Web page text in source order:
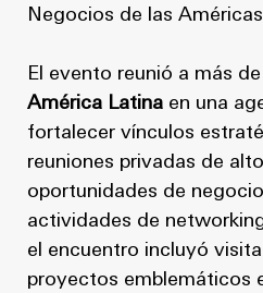
Negocios de las
El evento reunió a más de
América Latina en una
fortalecer vínculos
reuniones privadas de
oportunidades de
actividades de
el encuentro incluyó
proyectos emblemáticos